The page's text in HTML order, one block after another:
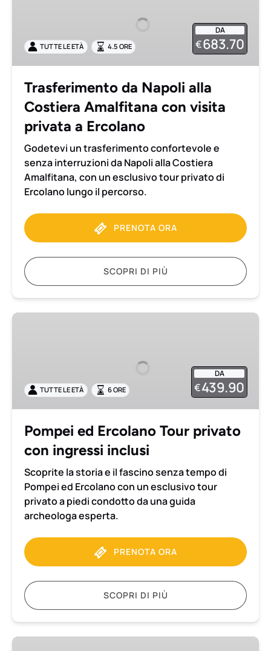
Amalfitana
con
privata
Ercolano
DA
€683.70
TUTTE LE ETÀ 4.5 ORE
Trasferimento da Napoli alla
Costiera Amalfitana con visita
privata a Ercolano
Godetevi un trasferimento confortevole e
senza interruzioni da Napoli alla Costiera
Amalfitana, con un esclusivo tour privato di
Ercolano lungo il percorso.
PRENOTA ORA
SCOPRI DI PIÙ
Pompei
con
ingressi
DA
€439.90
TUTTE LE ETÀ 6 ORE
Pompei ed Ercolano Tour privato
con ingressi inclusi
Scoprite la storia e il fascino senza tempo di
Pompei ed Ercolano con un esclusivo tour
privato a piedi condotto da una guida
archeologa esperta.
PRENOTA ORA
SCOPRI DI PIÙ
Tour